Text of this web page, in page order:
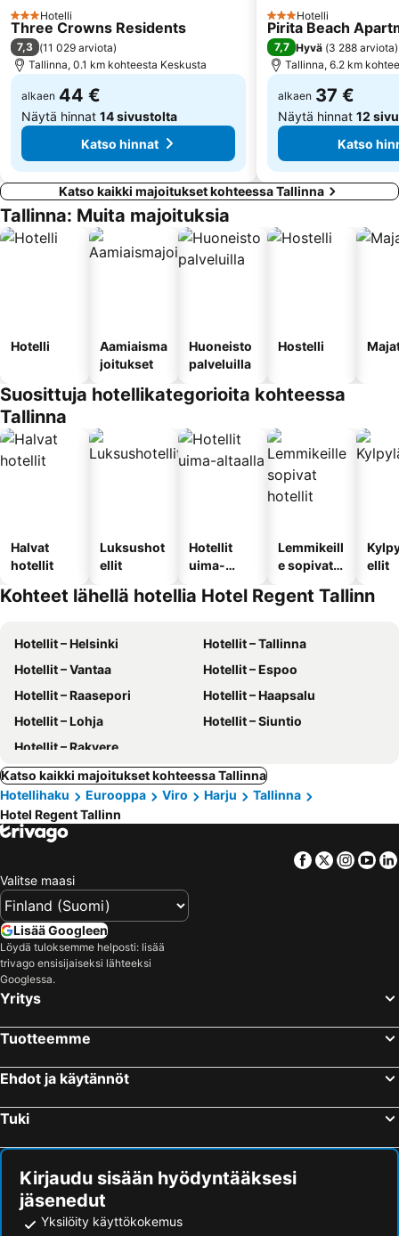
Lilleküla
Mustamäe asum
Sikupilli
Õismäe
Männiku
3 Tähtiluokitus
Hotelli
Three Crowns Residents
7,3 (11 029 arviota)
Tallinna, 0.1 km kohteesta Keskusta
alkaen 44 €
Näytä hinnat 14 sivustolta
Katso hinnat
3 Tähtiluokitus
Hotelli
Pirita Beach
7,7 Hyvä (3 288 arviota)
Tallinna, 6.2 km
alkaen 37 €
Näytä hinnat 12
Katso
Katso kaikki majoitukset kohteessa Tallinna
Tallinna: Muita majoituksia
Hotelli
Aamiaisma
joitukset
Huoneisto
palveluilla
Hostelli
Suosittuja hotellikategorioita kohteessa
Tallinna
Halvat
hotellit
Luksushot
ellit
Hotellit
uima-
Lemmikeill
e sopivat
ellit
Kohteet lähellä hotellia Hotel Regent Tallinn
Hotellit – Helsinki
Hotellit – Tallinna
Hotellit – Vantaa
Hotellit – Espoo
Hotellit – Raasepori
Hotellit – Haapsalu
Hotellit – Lohja
Hotellit – Siuntio
Hotellit – Rakvere
Katso kaikki majoitukset kohteessa Tallinna
Hotellihaku
Eurooppa Viro Harju
Tallinna
Hotel Regent Tallinn
Facebook
Twitter
Valitse maasi
Lisää Googleen
Löydä tuloksemme helposti: lisää
trivago ensisijaiseksi lähteeksi
Googlessa.
Yritys
Tuotteemme
Ehdot ja käytännöt
Tuki
Kirjaudu sisään hyödyntääksesi
jäsenedut
Yksilöity käyttökokemus